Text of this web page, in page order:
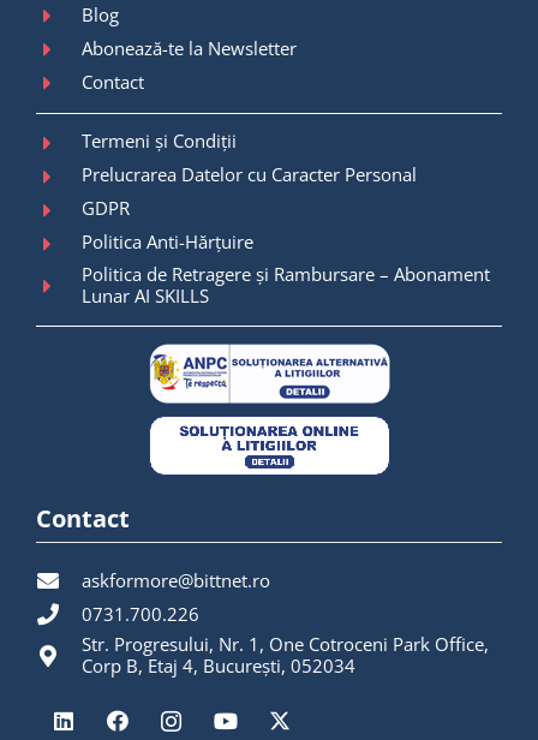
Blog
Abonează-te la Newsletter
Contact
Termeni și Condiții
Prelucrarea Datelor cu Caracter Personal
GDPR
Politica Anti-Hărțuire
Politica de Retragere și Rambursare – Abonament
Lunar AI SKILLS
Contact
askformore@bittnet.ro
0731.700.226
Str. Progresului, Nr. 1, One Cotroceni Park Office,
Corp B, Etaj 4, București, 052034